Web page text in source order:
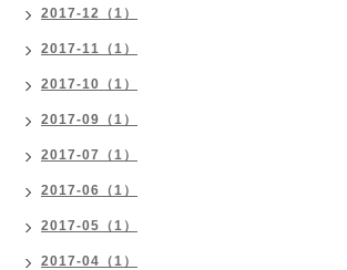
2017-12（1）
2017-11（1）
2017-10（1）
2017-09（1）
2017-07（1）
2017-06（1）
2017-05（1）
2017-04（1）